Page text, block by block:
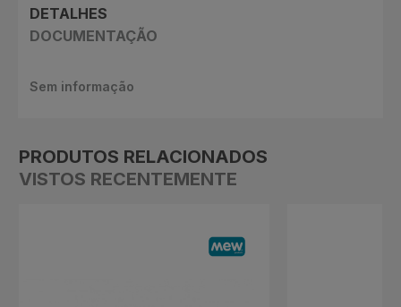
DETALHES
DOCUMENTAÇÃO
Sem informação
PRODUTOS RELACIONADOS
VISTOS RECENTEMENTE